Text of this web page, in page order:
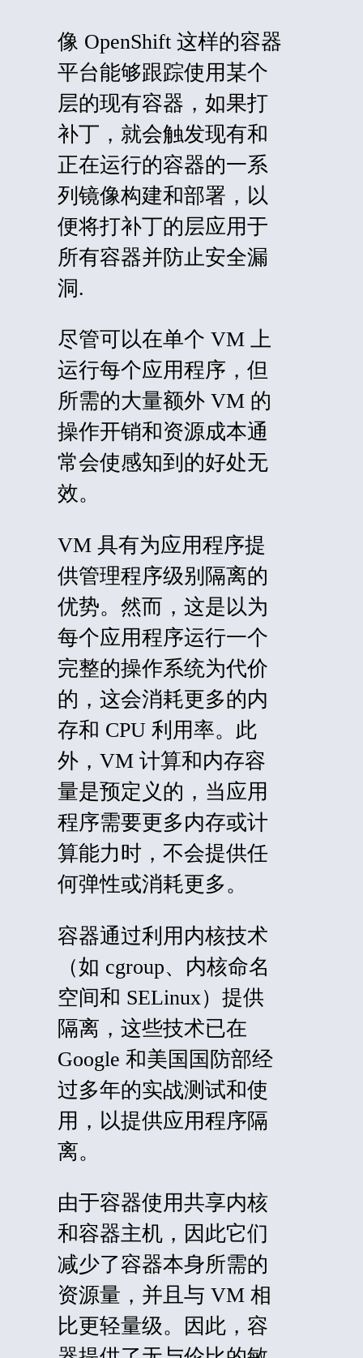
像 OpenShift 这样的容器
平台能够跟踪使用某个
层的现有容器，如果打
补丁，就会触发现有和
正在运行的容器的一系
列镜像构建和部署，以
便将打补丁的层应用于
所有容器并防止安全漏
洞.
尽管可以在单个 VM 上
运行每个应用程序，但
所需的大量额外 VM 的
操作开销和资源成本通
常会使感知到的好处无
效。
VM 具有为应用程序提
供管理程序级别隔离的
优势。然而，这是以为
每个应用程序运行一个
完整的操作系统为代价
的，这会消耗更多的内
存和 CPU 利用率。此
外，VM 计算和内存容
量是预定义的，当应用
程序需要更多内存或计
算能力时，不会提供任
何弹性或消耗更多。
容器通过利用内核技术
（如 cgroup、内核命名
空间和 SELinux）提供
隔离，这些技术已在
Google 和美国国防部经
过多年的实战测试和使
用，以提供应用程序隔
离。
由于容器使用共享内核
和容器主机，因此它们
减少了容器本身所需的
资源量，并且与 VM 相
比更轻量级。因此，容